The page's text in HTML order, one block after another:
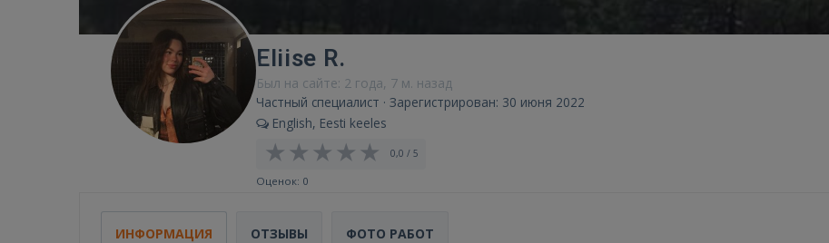
Eliise R.
Был на сайте: 2 года, 7 м. назад
Частный специалист · Зарегистрирован: 30 июня 2022
English, Eesti keeles
0,0 / 5
Оценок: 0
ИНФОРМАЦИЯ ОТЗЫВЫ ФОТО РАБОТ